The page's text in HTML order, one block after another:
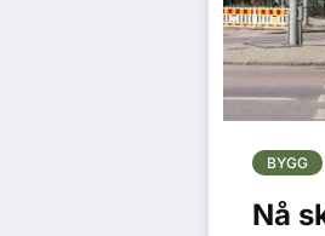
BYGG
Nå